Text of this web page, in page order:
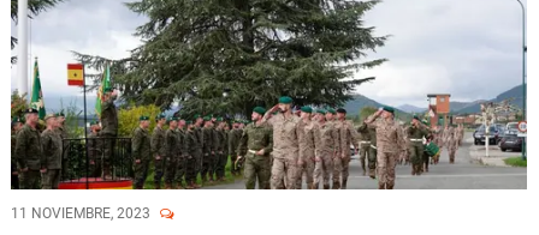
11 NOVIEMBRE, 2023